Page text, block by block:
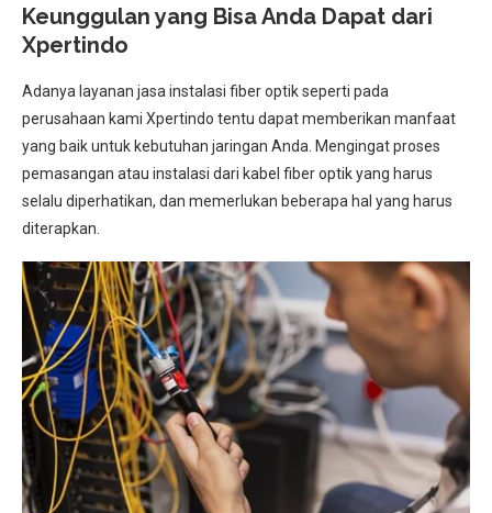
Keunggulan yang Bisa Anda Dapat dari
Xpertindo
Adanya layanan jasa instalasi fiber optik seperti pada
perusahaan kami Xpertindo tentu dapat memberikan manfaat
yang baik untuk kebutuhan jaringan Anda. Mengingat proses
pemasangan atau instalasi dari kabel fiber optik yang harus
selalu diperhatikan, dan memerlukan beberapa hal yang harus
diterapkan.